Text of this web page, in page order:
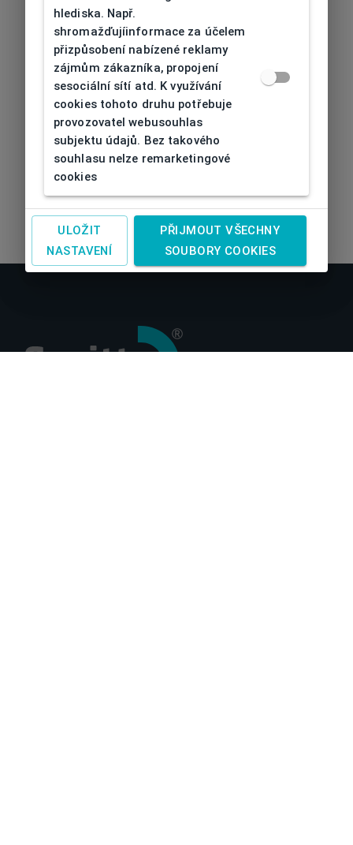
hlediska. Např.
shromažďujíinformace za účelem
přizpůsobení nabízené reklamy
zájmům zákazníka, propojení
sesociální sítí atd. K využívání
cookies tohoto druhu potřebuje
provozovatel webusouhlas
subjektu údajů. Bez takového
souhlasu nelze remarketingové
cookies
ULOŽIT
NASTAVENÍ
PŘIJMOUT VŠECHNY
SOUBORY COOKIES